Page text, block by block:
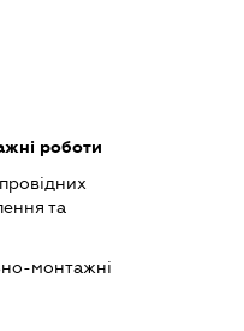
роботи
та
монтажні